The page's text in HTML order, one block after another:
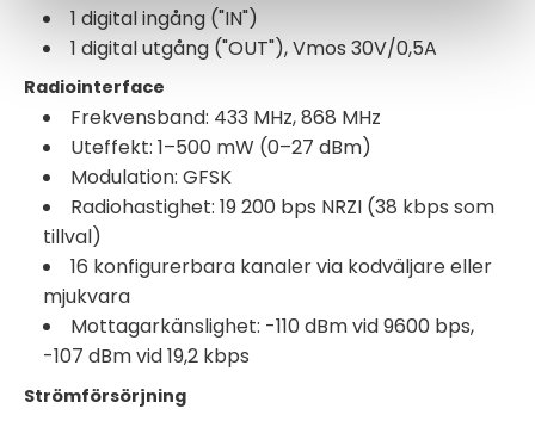
1 digital ingång ("IN")
1 digital utgång ("OUT"), Vmos 30V/0,5A
Radiointerface
Frekvensband: 433 MHz, 868 MHz
Uteffekt: 1–500 mW (0–27 dBm)
Modulation: GFSK
Radiohastighet: 19 200 bps NRZI (38 kbps som
tillval)
16 konfigurerbara kanaler via kodväljare eller
mjukvara
Mottagarkänslighet: -110 dBm vid 9600 bps,
-107 dBm vid 19,2 kbps
Strömförsörjning